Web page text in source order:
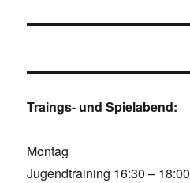
Traings- und Spielabend:
Montag
Jugendtraining 16:30 – 18:00